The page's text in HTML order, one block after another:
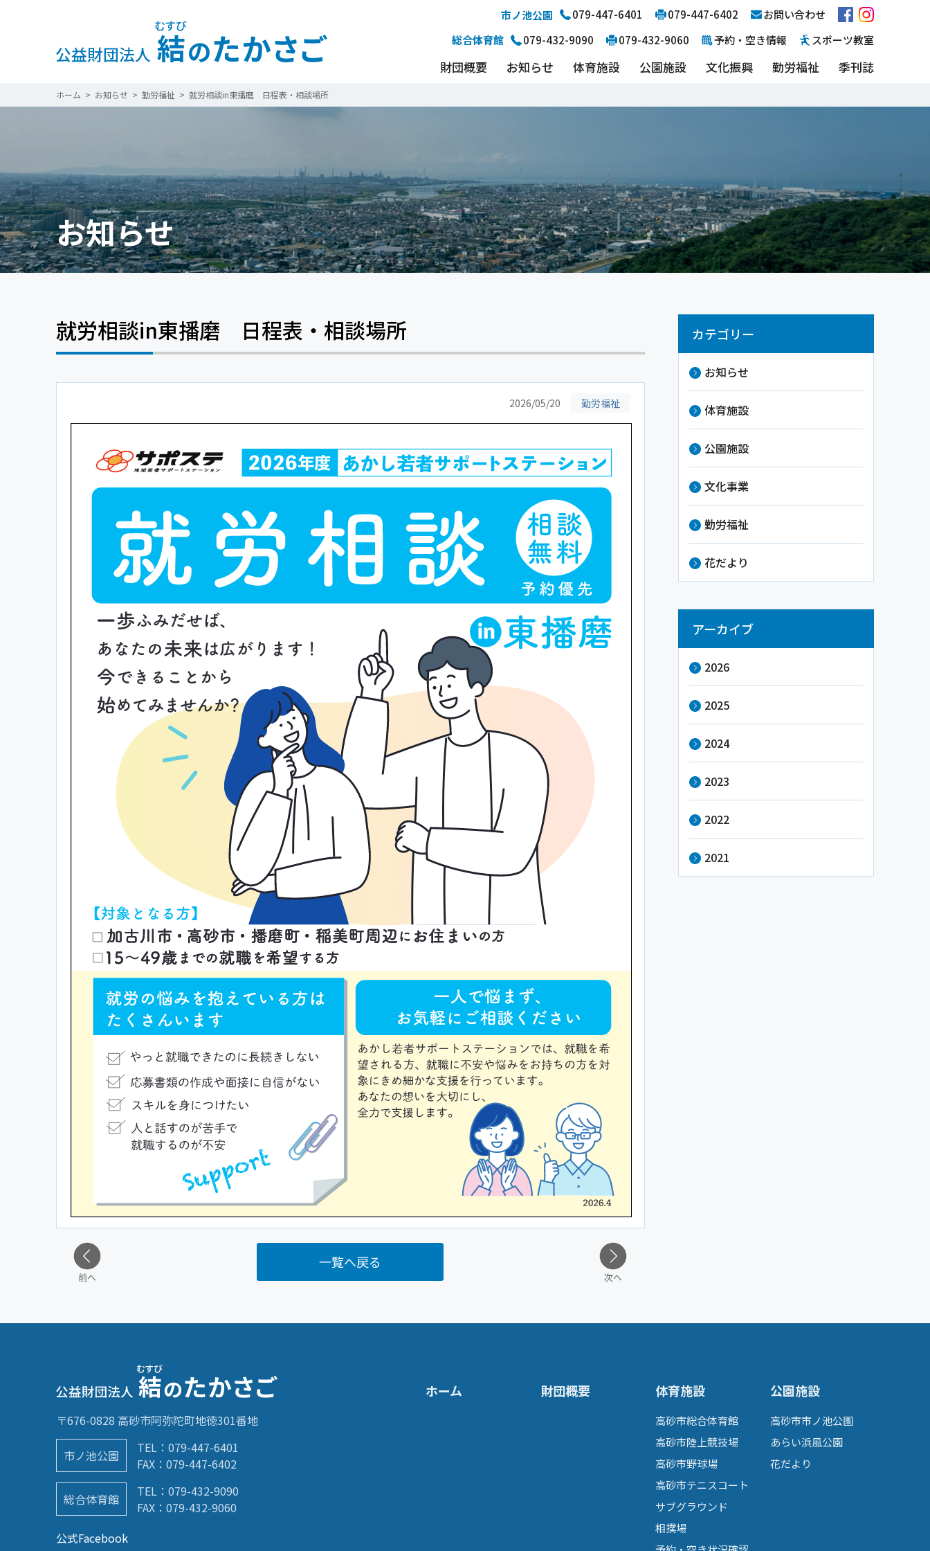
市ノ池公園 079-447-6401 079-447-6402
お問い合わせ
総合体育館
079-432-9090 079-432-9060 予約・空き情報 スポーツ教室
財団概要 お知らせ 体育施設
サブグラウンド 予約・空き状況確認 スポーツ教室申し込み
公園施設 文化振興 勤労福祉 季刊誌
ホーム > お知らせ> 勤労福祉 > 就労相談in東播磨 日程表・相談場所
お知らせ
就労相談in東播磨 日程表・相談場所
2026/05/20 勤労福祉
前へ
一覧へ戻る
次へ
カテゴリー
お知らせ
体育施設
公園施設
文化事業
勤労福祉
花だより
アーカイブ
2026
2025
2024
2023
2022
2021
〒676-0828 高砂市阿弥陀町地徳301番地
市ノ池公園 TEL： 079-447-6401
FAX：079-447-6402
総合体育館 TEL： 079-432-9090
FAX：079-432-9060
公式Facebook
ホーム 財団概要 体育施設
高砂市総合体育館
高砂市陸上競技場
高砂市野球場
高砂市テニスコート
サブグラウンド
相撲場
公園施設
高砂市市ノ池公園
あらい浜風公園
花だより